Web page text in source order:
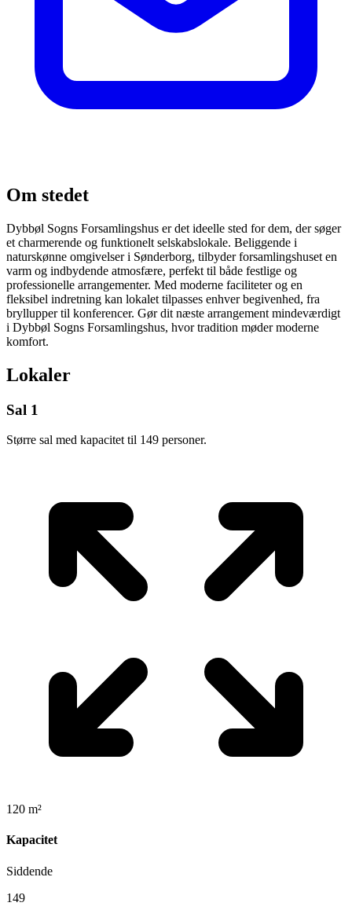
Om stedet
Dybbøl Sogns Forsamlingshus er det ideelle sted for dem, der søger
et charmerende og funktionelt selskabslokale. Beliggende i
naturskønne omgivelser i Sønderborg, tilbyder forsamlingshuset en
varm og indbydende atmosfære, perfekt til både festlige og
professionelle arrangementer. Med moderne faciliteter og en
fleksibel indretning kan lokalet tilpasses enhver begivenhed, fra
bryllupper til konferencer. Gør dit næste arrangement mindeværdigt
i Dybbøl Sogns Forsamlingshus, hvor tradition møder moderne
komfort.
Lokaler
Sal 1
Større sal med kapacitet til 149 personer.
120 m²
Kapacitet
Siddende
149